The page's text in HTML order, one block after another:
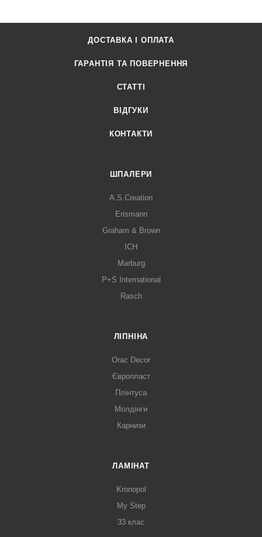
ДОСТАВКА І ОПЛАТА
ГАРАНТІЯ ТА ПОВЕРНЕННЯ
СТАТТІ
ВІДГУКИ
КОНТАКТИ
ШПАЛЕРИ
A.S.Creation
Erismann
Graham & Brown
ICH
Marburg
P+S International
Rasch
ЛІПНІНА
Orac Decor
Європласт
Плінтуса
Молдінги
Карнизи
ЛАМІНАТ
Kronopol
My Step
33 клас